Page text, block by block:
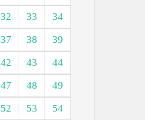
32 33
34
37 38
39
42 43
44
47 48
49
52 53
54